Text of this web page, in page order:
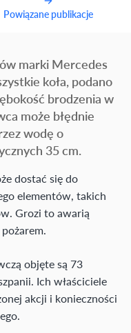
Powiązane publikacje
marki Mercedes
koła, podano
brodzenia w
może błędnie
wodę o
35 cm.
dostać się do
elementów, takich
Grozi to awarią
objęte są 73
Ich właściciele
akcji i konieczności